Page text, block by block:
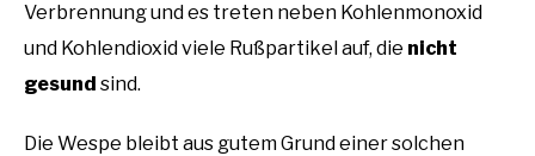
Verbrennung und es treten neben Kohlenmonoxid
und Kohlendioxid viele Rußpartikel auf, die nicht
gesund sind.
Die Wespe bleibt aus gutem Grund einer solchen